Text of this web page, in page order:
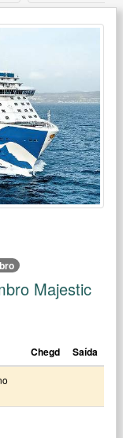
Majestic
Chegd Saída